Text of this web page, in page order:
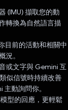
(IMU) 擷取您的動
轉換為自然語言描
目前的活動和相關中
況。
或文字與 Gemini 互
似信號時持續改善
動詢問你。
型的回應，更輕鬆